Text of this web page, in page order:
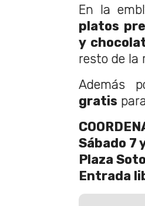
En la
platos
y
resto de la
Además
gratis
Sábado 7
Plaza
Entrada